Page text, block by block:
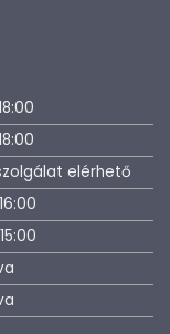
elérhető